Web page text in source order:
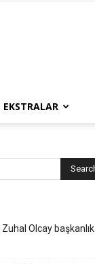
EKSTRALAR
Olcay başkanlık